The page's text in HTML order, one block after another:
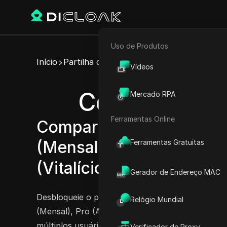
E-commerce
Uso de Produtos
Vídeos
Mercado RPA
Ferramentas Online
Ferramentas Gratuitas
Gerador de Endereço MAC
Relógio Mundial
Início Partilha de Conta
Compartilhe
Compartilhe facilmente
(Mensal), SoBrief Pro
(Vitalício)
Experimente agora
Desbloqueie o poder do SoBrief com seus
(Mensal), Pro (Anual) ou Pro (Vitalícia) de